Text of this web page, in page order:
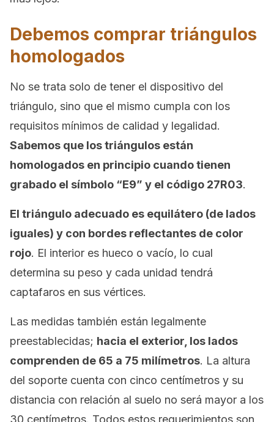
Debemos comprar triángulos
homologados
No se trata solo de tener el dispositivo del
triángulo, sino que el mismo cumpla con los
requisitos mínimos de calidad y legalidad.
Sabemos que los triángulos están
homologados en principio cuando tienen
grabado el símbolo “E9” y el código 27R03.
El triángulo adecuado es equilátero (de lados
iguales) y con bordes reflectantes de color
rojo. El interior es hueco o vacío, lo cual
determina su peso y cada unidad tendrá
captafaros en sus vértices.
Las medidas también están legalmente
preestablecidas; hacia el exterior, los lados
comprenden de 65 a 75 milímetros. La altura
del soporte cuenta con cinco centímetros y su
distancia con relación al suelo no será mayor a los
30 centímetros. Todos estos requerimientos son